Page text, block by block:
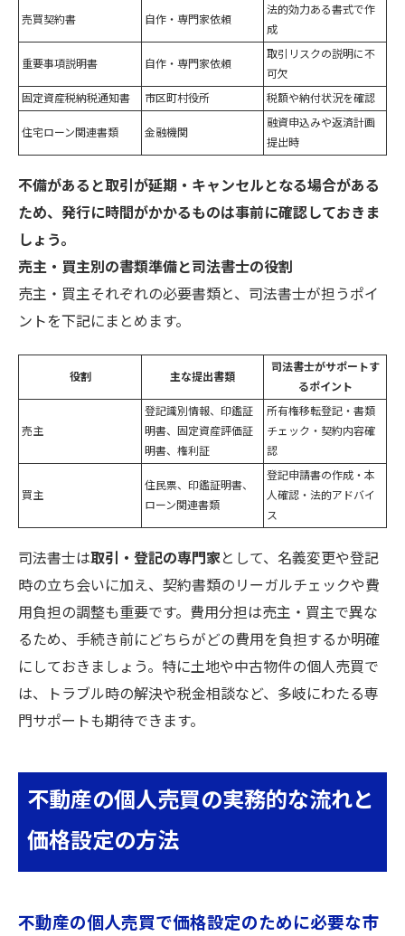
売買契約書
自作・専門家依頼
法的効力ある書式で作
成
重要事項説明書
自作・専門家依頼
取引リスクの説明に不
可欠
固定資産税納税通知書
市区町村役所
税額や納付状況を確認
住宅ローン関連書類
金融機関
融資申込みや返済計画
提出時
不備があると取引が延期・キャンセルとなる場合がある
ため、発行に時間がかかるものは事前に確認しておきま
しょう。
売主・買主別の書類準備と司法書士の役割
売主・買主それぞれの必要書類と、司法書士が担うポイ
ントを下記にまとめます。
役割 主な提出書類
司法書士がサポートす
るポイント
売主
登記識別情報、印鑑証
明書、固定資産評価証
明書、権利証
所有権移転登記・書類
チェック・契約内容確
認
買主
住民票、印鑑証明書、
ローン関連書類
登記申請書の作成・本
人確認・法的アドバイ
ス
司法書士は取引・登記の専門家として、名義変更や登記
時の立ち会いに加え、契約書類のリーガルチェックや費
用負担の調整も重要です。費用分担は売主・買主で異な
るため、手続き前にどちらがどの費用を負担するか明確
にしておきましょう。特に土地や中古物件の個人売買で
は、トラブル時の解決や税金相談など、多岐にわたる専
門サポートも期待できます。
不動産の個人売買の実務的な流れと
価格設定の方法
不動産の個人売買で価格設定のために必要な市